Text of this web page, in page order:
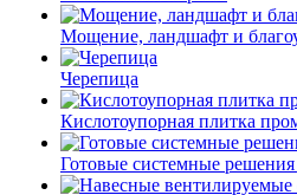
Мощение, ландшафт и
Черепица
Кислотоупорная плитка
Готовые системные